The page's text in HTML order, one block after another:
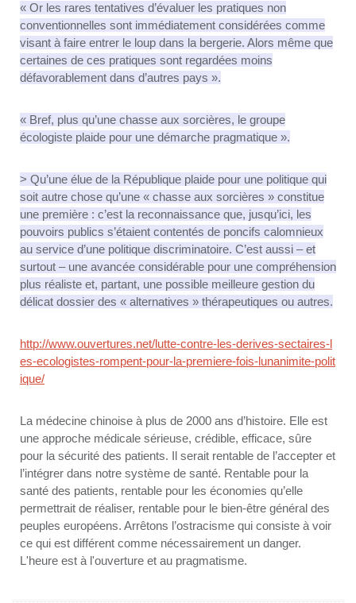
« Or les rares tentatives d’évaluer les pratiques non
conventionnelles sont immédiatement considérées comme
visant à faire entrer le loup dans la bergerie. Alors même que
certaines de ces pratiques sont regardées moins
défavorablement dans d’autres pays ».
« Bref, plus qu’une chasse aux sorcières, le groupe
écologiste plaide pour une démarche pragmatique ».
> Qu’une élue de la République plaide pour une politique qui
soit autre chose qu’une « chasse aux sorcières » constitue
une première : c’est la reconnaissance que, jusqu’ici, les
pouvoirs publics s’étaient contentés de poncifs calomnieux
au service d’une politique discriminatoire. C’est aussi – et
surtout – une avancée considérable pour une compréhension
plus réaliste et, partant, une possible meilleure gestion du
délicat dossier des « alternatives » thérapeutiques ou autres.
http://www.ouvertures.net/lutte-contre-les-derives-sectaires-l
es-ecologistes-rompent-pour-la-premiere-fois-lunanimite-polit
ique/
La médecine chinoise à plus de 2000 ans d’histoire. Elle est
une approche médicale sérieuse, crédible, efficace, sûre
pour la sécurité des patients. Il serait rentable de l’accepter et
l’intégrer dans notre système de santé. Rentable pour la
santé des patients, rentable pour les économies qu’elle
permettrait de réaliser, rentable pour le bien-être général des
peuples européens. Arrêtons l’ostracisme qui consiste à voir
ce qui est différent comme nécessairement un danger.
L'heure est à l'ouverture et au pragmatisme.